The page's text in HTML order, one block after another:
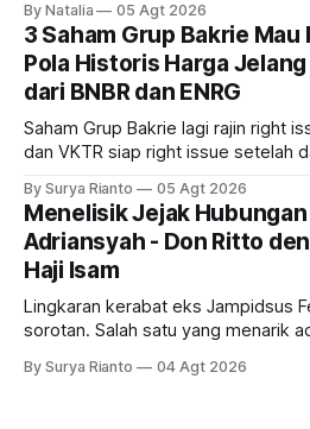
diprediksi semakin terlihat
prospeknya? apakah masih
By Natalia 05 Agt 2026
3 Saham Grup Bakrie
Pola Historis Harga
dari BNBR dan ENRG
Saham Grup Bakrie lagi rajin right
dan VKTR siap right issue setelah
pola saham Grup Bakrie jelang right
By Surya Rianto 05 Agt 2026
Menelisik Jejak
Adriansyah - Don Ritto
Haji Isam
Lingkaran kerabat eks Jampidsus
sorotan. Salah satu yang menarik
Bagaimana hubungannya?
By Surya Rianto 04 Agt 2026